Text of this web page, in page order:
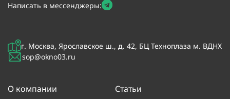
г. Москва, Ярославское ш., д. 42, БЦ Техноплаза м. ВДНХ
sop@okno03.ru
О компании Статьи
Написать в мессенджеры: